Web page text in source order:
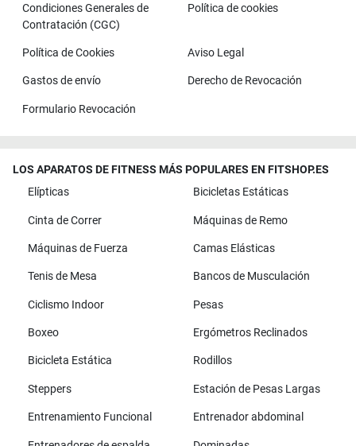
Condiciones Generales de
Contratación (CGC)
Política de cookies
Política de Cookies Aviso Legal
Gastos de envío Derecho de Revocación
Formulario Revocación
LOS APARATOS DE FITNESS MÁS POPULARES EN FITSHOP.ES
Elípticas
Bicicletas Estáticas
Cinta de Correr Máquinas de Remo
Máquinas de Fuerza Camas Elásticas
Tenis de Mesa Bancos de Musculación
Ciclismo Indoor Pesas
Boxeo Ergómetros Reclinados
Bicicleta Estática Rodillos
Steppers Estación de Pesas Largas
Entrenamiento Funcional Entrenador abdominal